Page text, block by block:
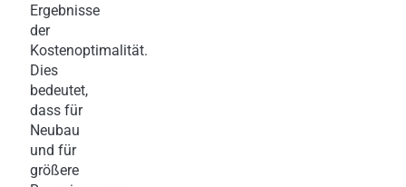
Ergebnisse
der
Kostenoptimalität.
Dies
bedeutet,
dass für
Neubau
und für
größere